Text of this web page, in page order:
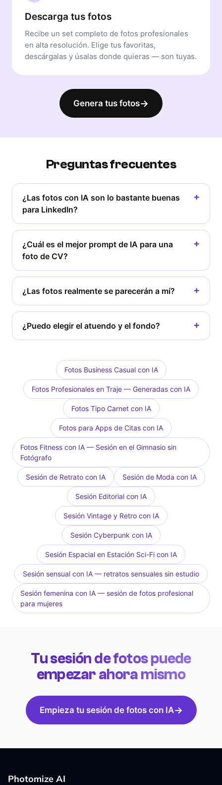
Descarga tus fotos
Recibe un set completo de fotos profesionales
en alta resolución. Elige tus favoritas,
descárgalas y úsalas donde quieras — son tuyas.
Genera tus fotos→
Preguntas frecuentes
¿Las fotos con IA son lo bastante buenas
para LinkedIn?
¿Cuál es el mejor prompt de IA para una
foto de CV?
¿Las fotos realmente se parecerán a mí?
¿Puedo elegir el atuendo y el fondo?
Fotos Business Casual con IA
Fotos Profesionales en Traje — Generadas con IA
Fotos Tipo Carnet con IA
Fotos para Apps de Citas con IA
Fotos Fitness con IA — Sesión en el Gimnasio sin
Fotógrafo
Sesión de Retrato con IA Sesión de Moda con IA
Sesión Editorial con IA
Sesión Vintage y Retro con IA
Sesión Cyberpunk con IA
Sesión Espacial en Estación Sci-Fi con IA
Sesión sensual con IA — retratos sensuales sin estudio
Sesión femenina con IA — sesión de fotos profesional
para mujeres
Tu sesión de fotos puede
empezar ahora mismo
Empieza tu sesión de fotos con IA→
Photomize AI